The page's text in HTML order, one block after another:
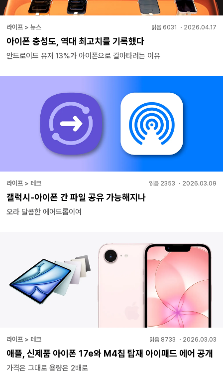
라이프 > 뉴스 읽음 6031 ・ 2026.04.17
아이폰 충성도, 역대 최고치를 기록했다
안드로이드 유저 13%가 아이폰으로 갈아타려는 이유
라이프 > 테크 읽음 2353 ・ 2026.03.09
갤럭시-아이폰 간 파일 공유 가능해지나
오라 달콤한 에어드롭이여
라이프 > 테크 읽음 8733 ・ 2026.03.03
애플, 신제품 아이폰 17e와 M4칩 탑재 아이패드 에어 공개
가격은 그대로 용량은 2배로